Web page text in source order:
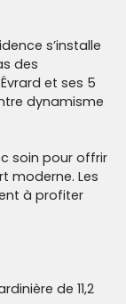
s’installe
des
et ses 5
dynamisme
soin pour offrir
moderne. Les
à profiter
de 11,2